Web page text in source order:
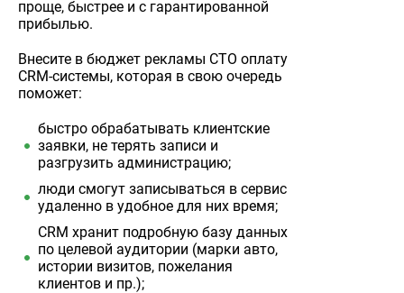
проще, быстрее и с гарантированной
прибылью.
Внесите в бюджет рекламы СТО оплату
CRM-системы, которая в свою очередь
поможет:
быстро обрабатывать клиентские
заявки, не терять записи и
разгрузить администрацию;
люди смогут записываться в сервис
удаленно в удобное для них время;
CRM хранит подробную базу данных
по целевой аудитории (марки авто,
истории визитов, пожелания
клиентов и пр.);